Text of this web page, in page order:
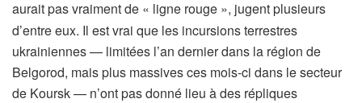
aurait pas vraiment de « ligne rouge », jugent plusieurs
d’entre eux. Il est vrai que les incursions terrestres
ukrainiennes — limitées l’an dernier dans la région de
Belgorod, mais plus massives ces mois-ci dans le secteur
de Koursk — n’ont pas donné lieu à des répliques